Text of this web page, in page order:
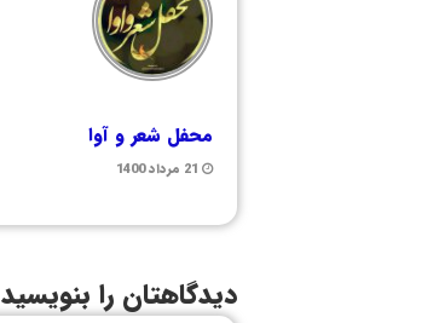
محفل شعر و آوا
21 مرداد 1400
دیدگاهتان را بنویسید